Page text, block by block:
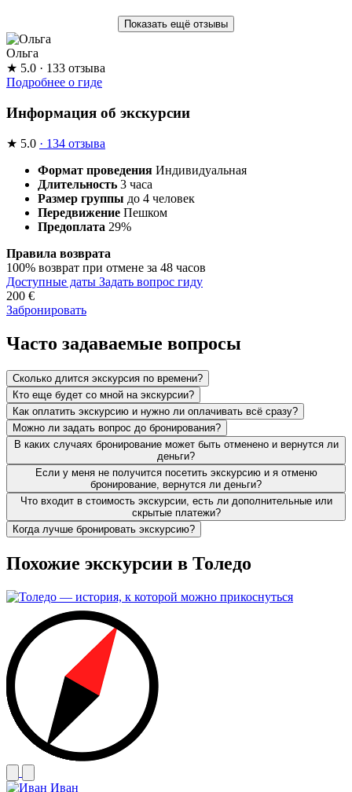
Показать ещё отзывы
Ольга
★ 5.0 · 133 отзыва
Подробнее о гиде
Информация об экскурсии
★ 5.0 · 134 отзыва
Формат проведения Индивидуальная
Длительность 3 часа
Размер группы до 4 человек
Передвижение Пешком
Предоплата 29%
Правила возврата
100% возврат при отмене за 48 часов
Доступные даты Задать вопрос гиду
200 €
Забронировать
Часто задаваемые вопросы
Сколько длится экскурсия по времени?
Кто еще будет со мной на экскурсии?
Как оплатить экскурсию и нужно ли оплачивать всё сразу?
Можно ли задать вопрос до бронирования?
В каких случаях бронирование может быть отменено и вернутся ли
деньги?
Если у меня не получится посетить экскурсию и я отменю
бронирование, вернутся ли деньги?
Что входит в стоимость экскурсии, есть ли дополнительные или
скрытые платежи?
Когда лучше бронировать экскурсию?
Похожие экскурсии в Толедо
Иван